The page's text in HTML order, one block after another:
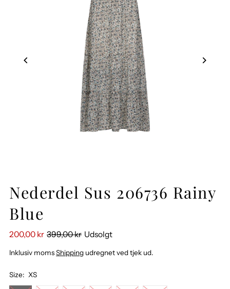
Nederdel Sus 206736 Rainy
Blue
200,00 kr 399,00 kr Udsolgt
Inklusiv momsShipping udregnet ved tjek ud.
Size: XS